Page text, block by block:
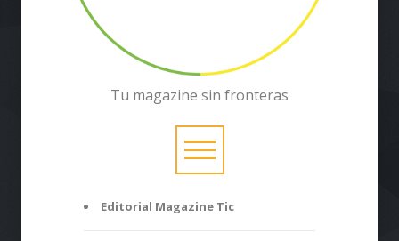
Tu magazine sin fronteras
Editorial Magazine Tic